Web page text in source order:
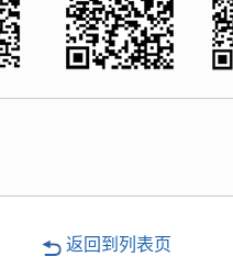
返回到列表页